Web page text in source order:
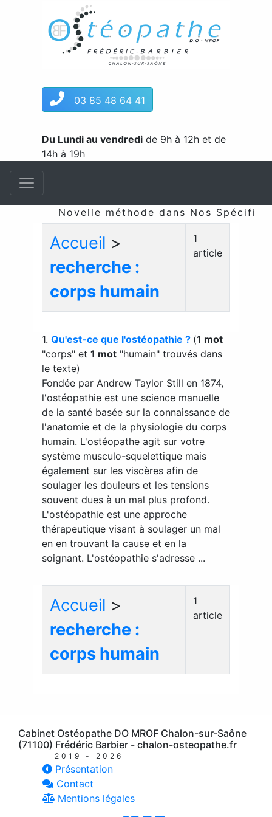
03 85 48 64 41
Du Lundi au vendredi de 9h à 12h et de
14h à 19h
Novelle méthode dans Nos
Accueil >
recherche :
corps humain
1
article
1. Qu'est-ce que l'ostéopathie ? (1 mot
"corps" et 1 mot "humain" trouvés dans
le texte)
Fondée par Andrew Taylor Still en 1874,
l'ostéopathie est une science manuelle
de la santé basée sur la connaissance de
l'anatomie et de la physiologie du corps
humain. L'ostéopathe agit sur votre
système musculo-squelettique mais
également sur les viscères afin de
soulager les douleurs et les tensions
souvent dues à un mal plus profond.
L'ostéopathie est une approche
thérapeutique visant à soulager un mal
en en trouvant la cause et en la
soignant. L'ostéopathie s'adresse ...
Accueil >
recherche :
corps humain
1
article
Cabinet Ostéopathe DO MROF Chalon-sur-Saône
(71100) Frédéric Barbier - chalon-osteopathe.fr
2019 - 2026
Présentation
Contact
Mentions légales